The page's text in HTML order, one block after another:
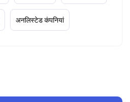
अनलिस्टेड कंपनियां